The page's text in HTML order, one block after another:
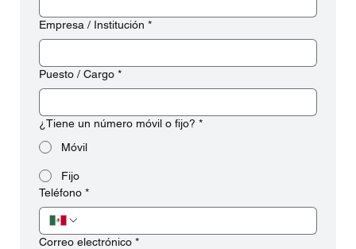
Empresa / Institución *
Puesto / Cargo *
¿Tiene un número móvil o fijo? *
Móvil
Fijo
Teléfono *
Correo electrónico *